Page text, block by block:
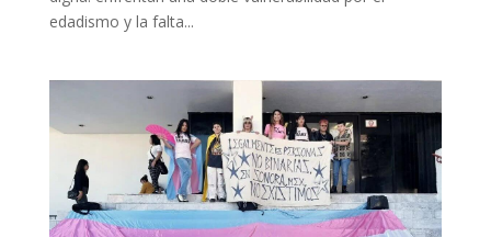
edadismo y la falta...